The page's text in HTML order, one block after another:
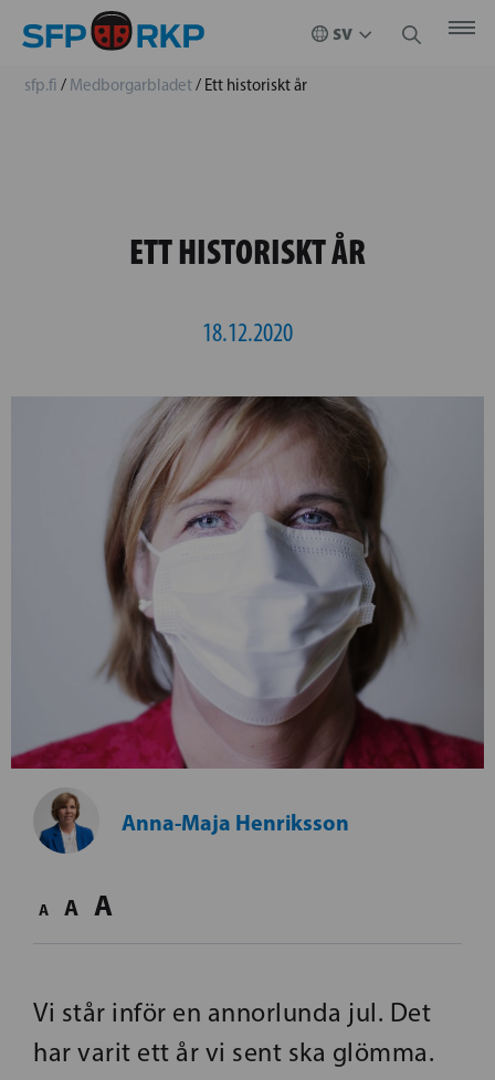
sfp.fi / Medborgarbladet/ Ett historiskt år
ETT HISTORISKT ÅR
18.12.2020
Anna-Maja Henriksson
A A A
Vi står inför en annorlunda jul. Det
har varit ett år vi sent ska glömma.